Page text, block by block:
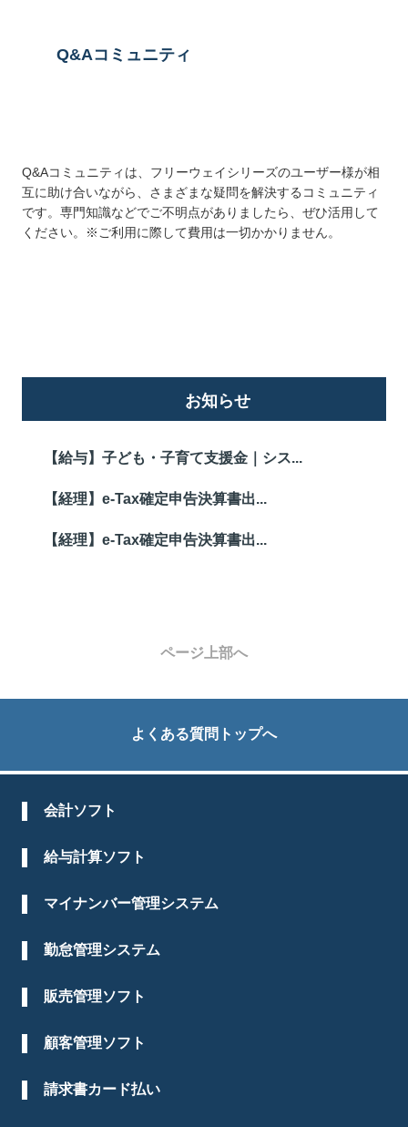
Q&Aコミュニティ
Q&Aコミュニティは、フリーウェイシリーズのユーザー様が相
互に助け合いながら、さまざまな疑問を解決するコミュニティ
です。専門知識などでご不明点がありましたら、ぜひ活用して
ください。※ご利用に際して費用は一切かかりません。
お知らせ
【給与】子ども・子育て支援金｜シス...
【経理】e-Tax確定申告決算書出...
【経理】e-Tax確定申告決算書出...
ページ上部へ
よくある質問トップへ
会計ソフト
給与計算ソフト
マイナンバー管理システム
勤怠管理システム
販売管理ソフト
顧客管理ソフト
請求書カード払い